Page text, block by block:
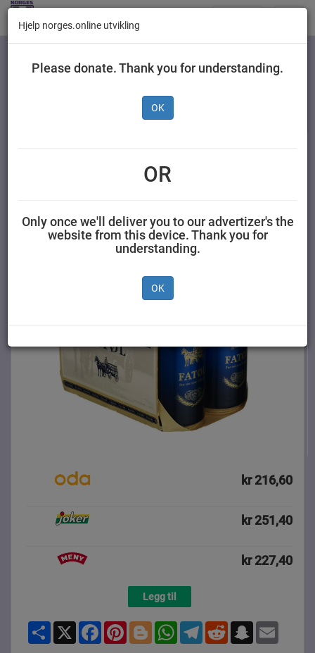
Kategorier
pk - inkl. pant
kr 216,60
kr 251,40
kr 227,40
Legg til
Share X FacebookPinterestBloggerWhatsAppTelegramReddit Snapchat
Hjelp norges.online utvikling
Please donate. Thank you for understanding.
OK
OR
Only once we'll deliver you to our advertizer's the
website from this device. Thank you for
understanding.
OK